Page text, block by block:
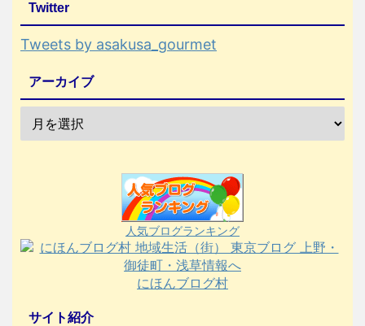
Twitter
Tweets by asakusa_gourmet
アーカイブ
人気ブログランキング
にほんブログ村
サイト紹介